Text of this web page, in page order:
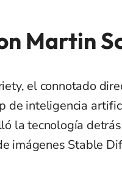
Martin
el connotado
de inteligencia
la tecnología
imágenes Stable